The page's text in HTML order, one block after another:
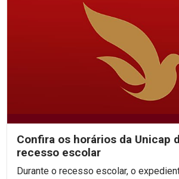
Confira os horários da Unicap
recesso escolar
Durante o recesso escolar, o